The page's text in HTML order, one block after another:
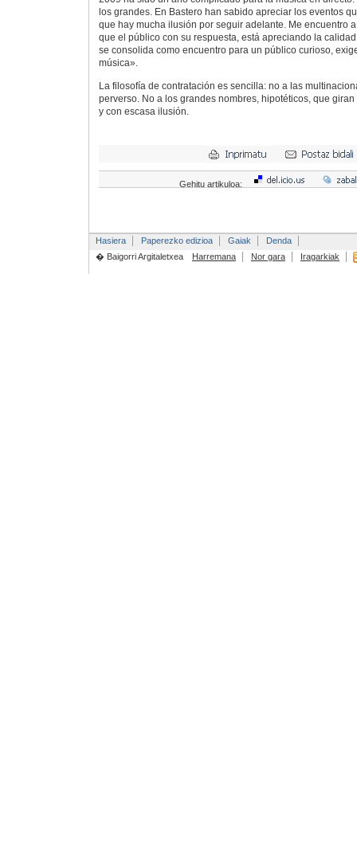
los grandes. En Bastero han sabido apreciar los eventos
que hay mucha ilusión por seguir adelante. Me encuentro
que el público con su respuesta, está apreciando la
se consolida como encuentro para un público curioso,
música».
La filosofía de contratación es sencilla: no a las
perverso. No a los grandes nombres, hipotéticos, que
y con escasa ilusión.
Gehitu artikuloa:
Hasiera Paperezko edizioa Gaiak
Denda
� Baigorri Argitaletxea
Harremana Nor gara Iragarkiak